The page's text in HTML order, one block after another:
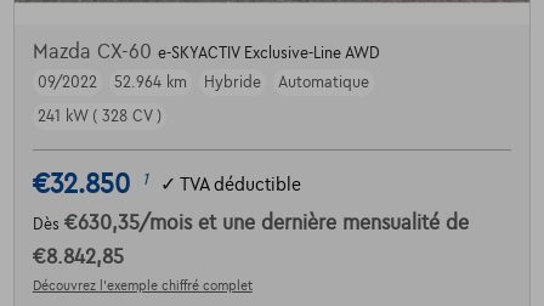
Mazda CX-60 e-SKYACTIV Exclusive-Line AWD
09/2022
52.964 km Hybride
Automatique
241 kW ( 328 CV )
€32.850 1 ✓ TVA déductible
Dès €630,35/mois et une dernière mensualité de
€8.842,85
Découvrez l’exemple chiffré complet